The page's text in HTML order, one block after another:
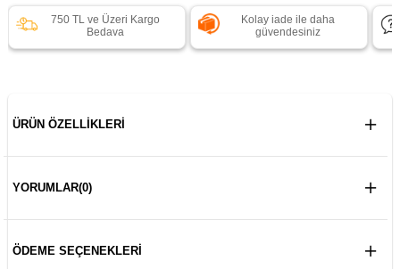
750 TL ve Üzeri Kargo
Bedava
Kolay iade ile daha
güvendesiniz
ÜRÜN ÖZELLIKLERI
YORUMLAR(0)
ÖDEME SEÇENEKLERI